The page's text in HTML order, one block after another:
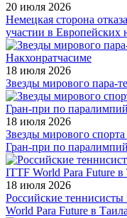
20 июля 2026
Немецкая сторона
участии в Европейских
18 июля 2026
Звезды мирового пара-
18 июля 2026
Звезды мирового спорта
Гран-при по
18 июля 2026
Российские теннисисты
World Para Future в